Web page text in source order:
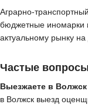
Аграрно-
бюджетные иномарки
актуальному рынку
Частые
Выезжаете в
в Волжск выезд